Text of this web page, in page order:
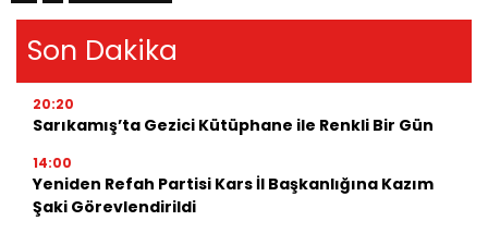
Son Dakika
20:20
Sarıkamış’ta Gezici Kütüphane ile Renkli Bir Gün
14:00
Yeniden Refah Partisi Kars İl Başkanlığına Kazım
Şaki Görevlendirildi